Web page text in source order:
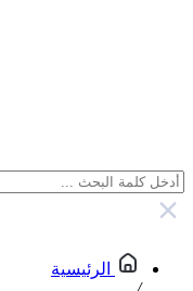
الرئيسية